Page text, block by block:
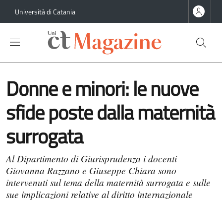
Università di Catania
Donne e minori: le nuove
sfide poste dalla maternità
surrogata
Al Dipartimento di Giurisprudenza i docenti
Giovanna Razzano e Giuseppe Chiara sono
intervenuti sul tema della maternità surrogata e sulle
sue implicazioni relative al diritto internazionale